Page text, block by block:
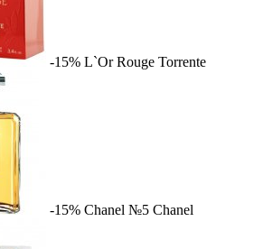
-15% L`Or Rouge Torrente
-15% Chanel №5 Chanel